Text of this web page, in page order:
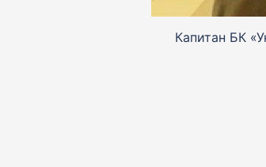
Капитан БК